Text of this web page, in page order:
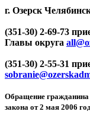
г. Озерск
(351-30) 2-69-73
Главы округа
(351-30) 2-55-31
Обращение гражданина
закона от 2 мая 2006